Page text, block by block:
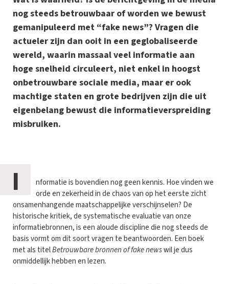
nog steeds betrouwbaar of worden we bewust
gemanipuleerd met “fake news”? Vragen die
actueler zijn dan ooit in een geglobaliseerde
wereld, waarin massaal veel informatie aan
hoge snelheid circuleert, niet enkel in hoogst
onbetrouwbare sociale media, maar er ook
machtige staten en grote bedrijven zijn die uit
eigenbelang bewust die informatieverspreiding
misbruiken.
I
nformatie is bovendien nog geen kennis. Hoe vinden we
orde en zekerheid in de chaos van op het eerste zicht
onsamenhangende maatschappelijke verschijnselen? De
historische kritiek, de systematische evaluatie van onze
informatiebronnen, is een aloude discipline die nog steeds de
basis vormt om dit soort vragen te beantwoorden. Een boek
met als titelBetrouwbare bronnen of fake newswil je dus
onmiddellijk hebben en lezen.